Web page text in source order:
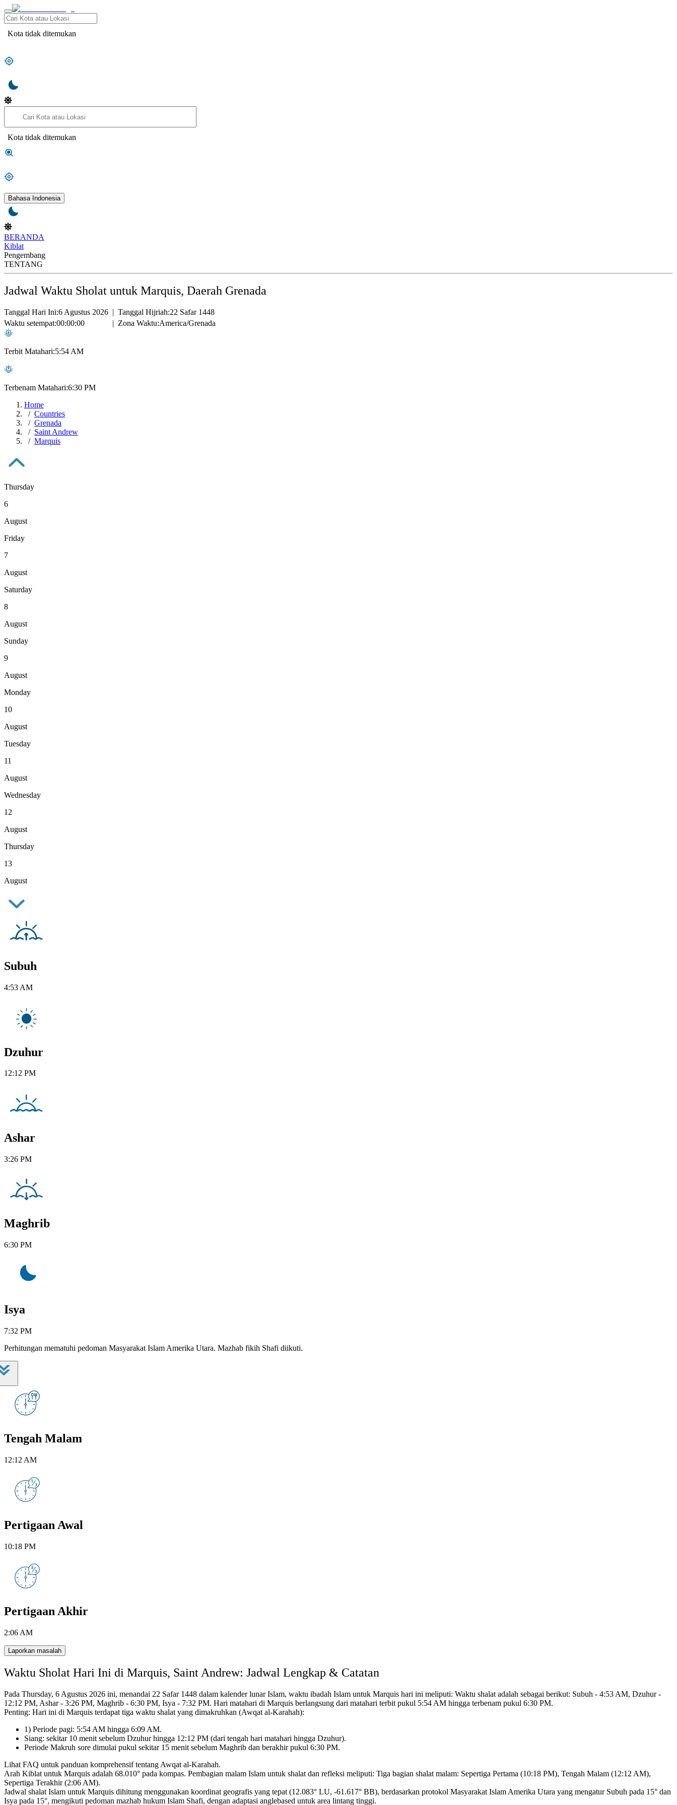
Kota tidak ditemukan
Kota tidak ditemukan
Bahasa Indonesia
BERANDA
Kiblat
Pengembang
TENTANG
Jadwal Waktu Sholat untuk Marquis, Daerah Grenada
Tanggal Hari Ini:6 Agustus 2026 | Tanggal Hijriah:22 Safar 1448
Waktu setempat:00:00:00 | Zona Waktu:America/Grenada
Terbit Matahari:5:54 AM
Terbenam Matahari:6:30 PM
Home
Countries
Grenada
Saint Andrew
Marquis
Thursday
6
August
Friday
7
August
Saturday
8
August
Sunday
9
August
Monday
10
August
Tuesday
11
August
Wednesday
12
August
Thursday
13
August
Subuh
4:53 AM
Dzuhur
12:12 PM
Ashar
3:26 PM
Maghrib
6:30 PM
Isya
7:32 PM
Perhitungan mematuhi pedoman Masyarakat Islam Amerika Utara. Mazhab fikih Shafi diikuti.
Tengah Malam
12:12 AM
Pertigaan Awal
10:18 PM
Pertigaan Akhir
2:06 AM
Laporkan masalah
Waktu Sholat Hari Ini di Marquis, Saint Andrew: Jadwal Lengkap & Catatan
Pada Thursday, 6 Agustus 2026 ini, menandai 22 Safar 1448 dalam kalender lunar Islam, waktu ibadah Islam untuk Marquis hari ini meliputi: Waktu shalat adalah sebagai berikut: Subuh - 4:53 AM, Dzuhur -
12:12 PM, Ashar - 3:26 PM, Maghrib - 6:30 PM, Isya - 7:32 PM. Hari matahari di Marquis berlangsung dari matahari terbit pukul 5:54 AM hingga terbenam pukul 6:30 PM.
Penting: Hari ini di Marquis terdapat tiga waktu shalat yang dimakruhkan (Awqat al-Karahah):
1) Periode pagi: 5:54 AM hingga 6:09 AM.
Siang: sekitar 10 menit sebelum Dzuhur hingga 12:12 PM (dari tengah hari matahari hingga Dzuhur).
Periode Makruh sore dimulai pukul sekitar 15 menit sebelum Maghrib dan berakhir pukul 6:30 PM.
Lihat FAQ untuk panduan komprehensif tentang Awqat al-Karahah.
Arah Kiblat untuk Marquis adalah 68.010° pada kompas. Pembagian malam Islam untuk shalat dan refleksi meliputi: Tiga bagian shalat malam: Sepertiga Pertama (10:18 PM), Tengah Malam (12:12 AM),
Sepertiga Terakhir (2:06 AM).
Jadwal shalat Islam untuk Marquis dihitung menggunakan koordinat geografis yang tepat (12.083° LU, -61.617° BB), berdasarkan protokol Masyarakat Islam Amerika Utara yang mengatur Subuh pada 15° dan
Isya pada 15°, mengikuti pedoman mazhab hukum Islam Shafi, dengan adaptasi anglebased untuk area lintang tinggi.